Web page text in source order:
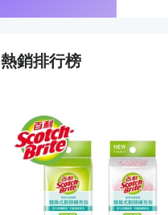
熱銷排行榜